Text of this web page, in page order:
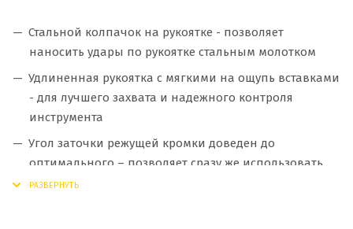
Стальной колпачок на рукоятке - позволяет
наносить удары по рукоятке стальным молотком
Удлиненная рукоятка с мягкими на ощупь вставками
- для лучшего захвата и надежного контроля
инструмента
Угол заточки режущей кромки доведен до
оптимального – позволяет сразу же использовать
стамеску в работе без дополнительной заточки